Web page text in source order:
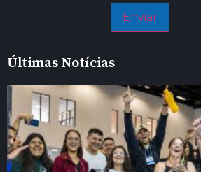
Últimas Notícias